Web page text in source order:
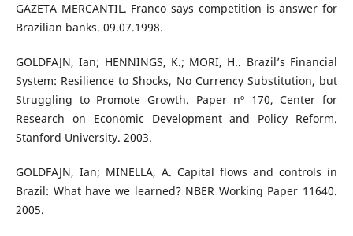
GAZETA MERCANTIL. Franco says competition is answer for
Brazilian banks. 09.07.1998.
GOLDFAJN, Ian; HENNINGS, K.; MORI, H.. Brazil’s Financial
System: Resilience to Shocks, No Currency Substitution, but
Struggling to Promote Growth. Paper nº 170, Center for
Research on Economic Development and Policy Reform.
Stanford University. 2003.
GOLDFAJN, Ian; MINELLA, A. Capital flows and controls in
Brazil: What have we learned? NBER Working Paper 11640.
2005.